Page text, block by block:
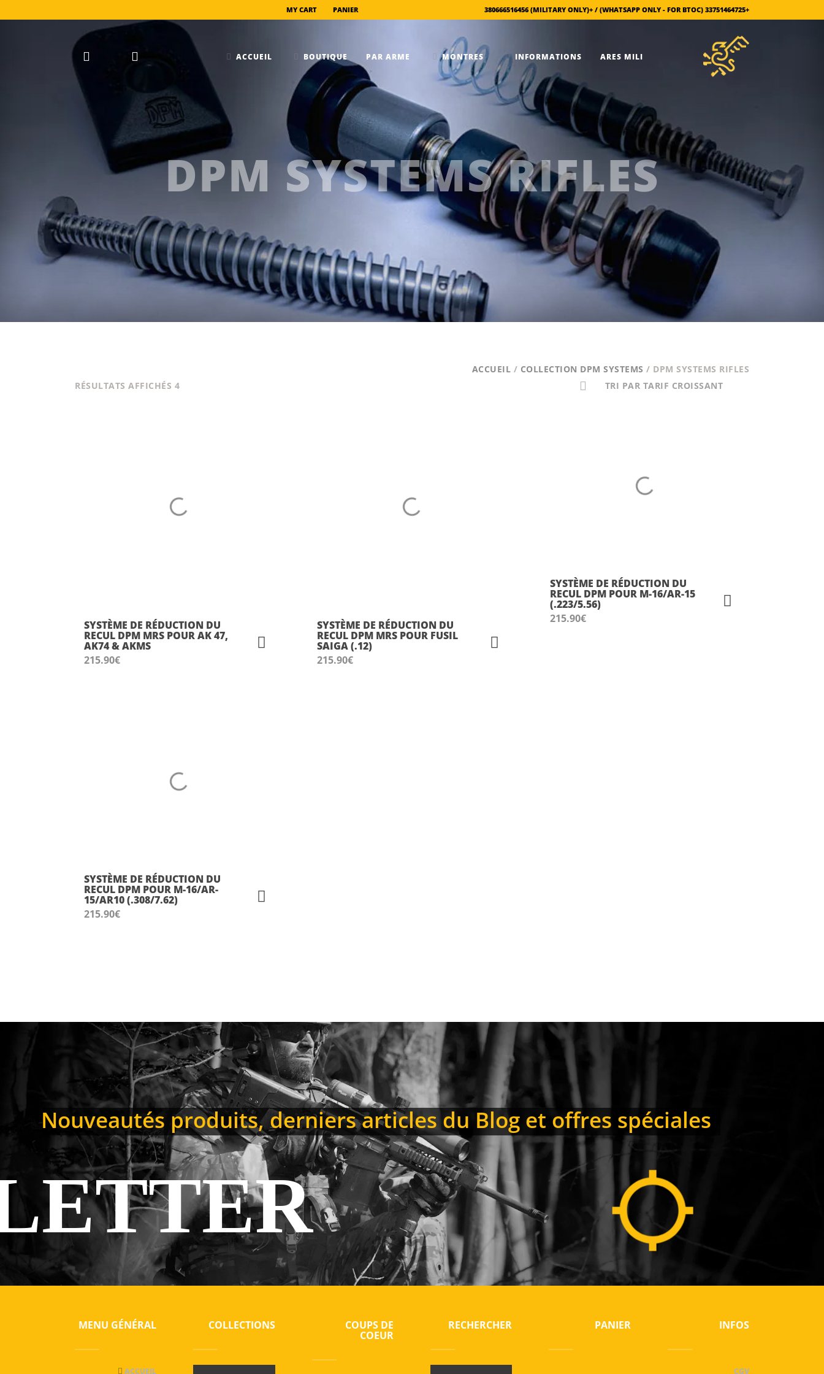
+33751464725 (WHATSAPP ONLY - FOR BTOC) / +380666516456 (MILITARY ONLY)
PANIER
MONTRES
DPM SYSTEMS RIFLES
ACCUEIL / COLLECTION DPM SYSTEMS / DPM SYSTEMS RIFLES
4 RÉSULTATS AFFICHÉS
TRI PAR TARIF CROISSANT
SYSTÈME DE RÉDUCTION DU
RECUL DPM MRS POUR AK 47,
AK74 & AKMS
215.90€
SYSTÈME DE RÉDUCTION DU
RECUL DPM MRS POUR FUSIL
SAIGA (.12)
215.90€
SYSTÈME DE RÉDUCTION DU
RECUL DPM POUR M-16/AR-15
(.223/5.56)
215.90€
SYSTÈME DE RÉDUCTION DU
RECUL DPM POUR M-16/AR-
15/AR10 (.308/7.62)
215.90€
Nouveautés produits, derniers articles du Blog et offres spéciales
MENU GÉNÉRAL
ACCUEIL
COLLECTIONS COUPS DE
COEUR
RECHERCHER PANIER INFOS
CGV